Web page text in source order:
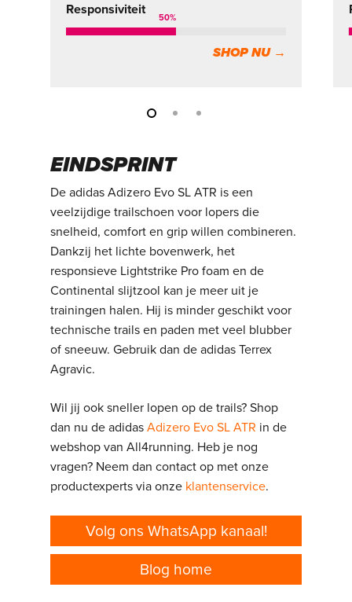
Responsiviteit
50%
SHOP NU →
EINDSPRINT
De adidas Adizero Evo SL ATR is een
veelzijdige trailschoen voor lopers die
snelheid, comfort en grip willen combineren.
Dankzij het lichte bovenwerk, het
responsieve Lightstrike Pro foam en de
Continental slijtzool kan je meer uit je
trainingen halen. Hij is minder geschikt voor
technische trails en paden met veel blubber
of sneeuw. Gebruik dan de adidas Terrex
Agravic.
Wil jij ook sneller lopen op de trails? Shop
dan nu de adidasAdizero Evo SL ATR in de
webshop van All4running. Heb je nog
vragen? Neem dan contact op met onze
productexperts via onze klantenservice.
Volg ons WhatsApp kanaal!
Blog home